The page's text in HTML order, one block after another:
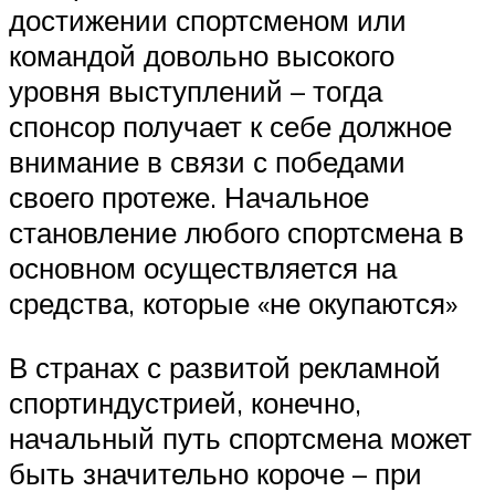
достижении спортсменом или
командой довольно высокого
уровня выступлений – тогда
спонсор получает к себе должное
внимание в связи с победами
своего протеже. Начальное
становление любого спортсмена в
основном осуществляется на
средства, которые «не окупаются»
В странах с развитой рекламной
спортиндустрией, конечно,
начальный путь спортсмена может
быть значительно короче – при